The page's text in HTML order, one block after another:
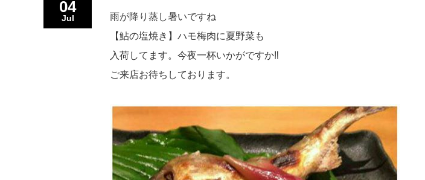
04
Jul
雨が降り蒸し暑いですね
【鮎の塩焼き】ハモ梅肉に夏野菜も
入荷してます。今夜一杯いかがですか‼
ご来店お待ちしております。